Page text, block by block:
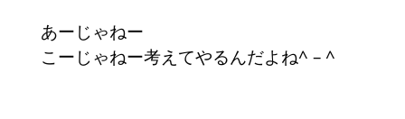
あーじゃねー
こーじゃねー考えてやるんだよね^ – ^